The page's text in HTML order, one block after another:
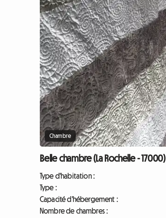
Chambre
Belle chambre (La Rochelle - 17000)
Type d'habitation :
Type :
Capacité d'hébergement :
Nombre de chambres :